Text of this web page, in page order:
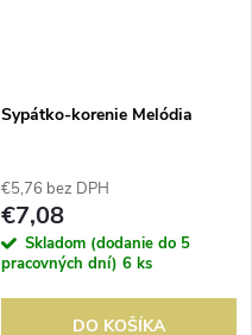
Sypátko-korenie Melódia
€5,76 bez DPH
€7,08
Skladom (dodanie do 5
pracovných dní) 6 ks
DO KOŠÍKA